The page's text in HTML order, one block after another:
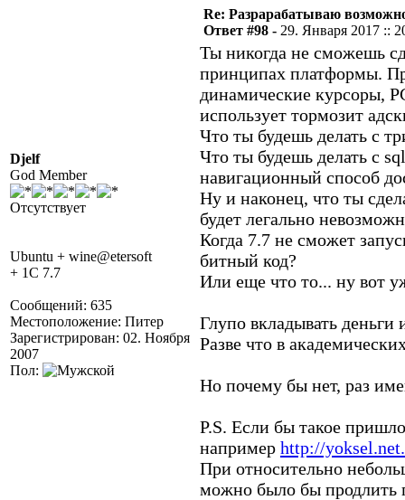
Djelf
God Member
Отсутствует
Ubuntu + wine@etersoft
+ 1C 7.7
Сообщений: 635
Местоположение: Питер
Зарегистрирован: 02. Ноября
2007
Пол:
Re: Разрарабатываю
Ответ #98 - 29. Января 2017 ::
Ты никогда не сможешь
принципах платформы.
динамические курсоры,
использует тормозит
Что ты будешь делать с
Что ты будешь делать с
навигационный способ
Ну и наконец, что ты
будет легально
Когда 7.7 не сможет
битный код?
Или еще что то... ну вот
Глупо вкладывать
Разве что в
Но почему бы нет, раз
P.S. Если бы такое
например http://
При относительно
можно было бы продлить